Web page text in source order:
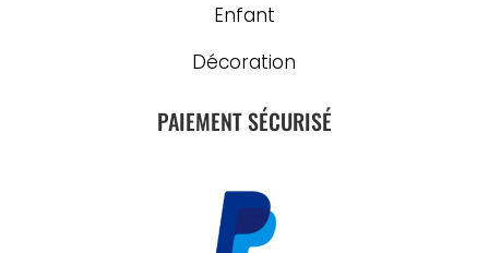
Enfant
Décoration
PAIEMENT SÉCURISÉ